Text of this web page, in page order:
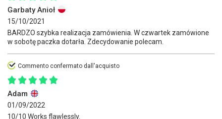
Garbaty Anioł
15/10/2021
BARDZO szybka realizacja zamówienia. W czwartek zamówione
w sobotę paczka dotarła. Zdecydowanie polecam.
Commento confermato dall'acquisto
Adam
01/09/2022
10/10 Works flawlessly.